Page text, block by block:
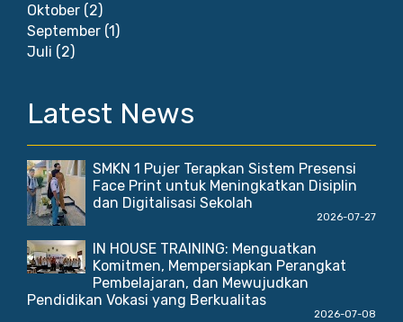
Oktober (2)
September (1)
Juli (2)
Latest News
SMKN 1 Pujer Terapkan Sistem Presensi
Face Print untuk Meningkatkan Disiplin
dan Digitalisasi Sekolah
2026-07-27
IN HOUSE TRAINING: Menguatkan
Komitmen, Mempersiapkan Perangkat
Pembelajaran, dan Mewujudkan
Pendidikan Vokasi yang Berkualitas
2026-07-08